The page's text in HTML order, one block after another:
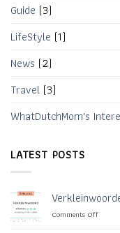
Guide (3)
LifeStyle (1)
News (2)
Travel (3)
WhatDutchMom's
LATEST POSTS
Comments Offon